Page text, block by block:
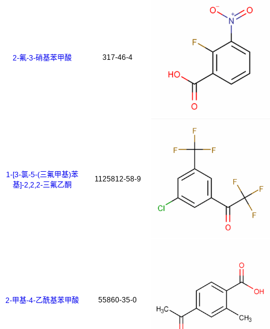
2-氟-3-硝基苯甲酸 317-46-4
1-[3-氯-5-(三氟甲基)苯
基]-2,2,2-三氟乙酮
1125812-58-9
2-甲基-4-乙酰基苯甲酸 55860-35-0